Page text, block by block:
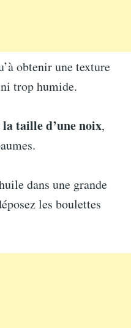
obtenir une texture
trop humide.
taille d’une noix,
dans une grande
les boulettes